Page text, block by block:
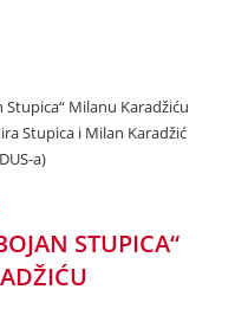
Milanu Karadžiću
Stupica i Milan Karadžić
a)
STUPICA“